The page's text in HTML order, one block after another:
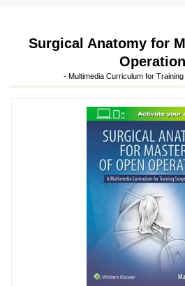
Surgical Anatomy for
- Multimedia Curriculum for